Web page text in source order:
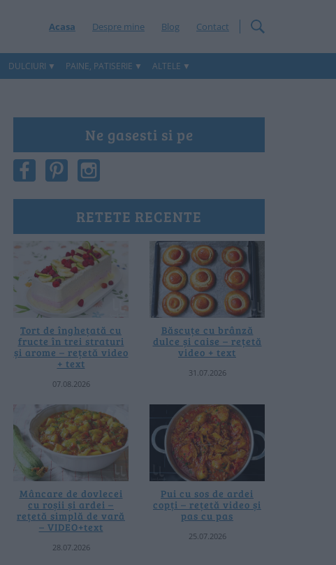
Acasa Despre mine Blog Contact
DULCIURI PAINE, PATISERIE ALTELE
Ne gasesti si pe
RETETE RECENTE
Tort de înghețată cu
fructe în trei straturi
și arome – rețetă video
+ text
07.08.2026
Băscuțe cu brânză
dulce și caise – rețetă
video + text
31.07.2026
Mâncare de dovlecei
cu roșii și ardei –
rețetă simplă de vară
– VIDEO+text
28.07.2026
Pui cu sos de ardei
copți – rețetă video și
pas cu pas
25.07.2026